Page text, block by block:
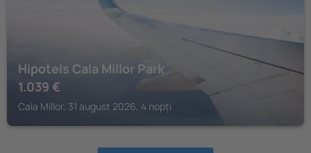
Hipotels Cala Millor Park
1.039 €
Cala Millor, 31 august 2026, 4 nopți